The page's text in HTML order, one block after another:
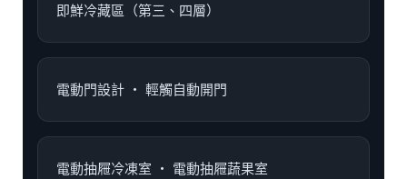
即鮮冷藏區（第三、四層）
電動門設計 ‧ 輕觸自動開門
電動抽屜冷凍室 ‧ 電動抽屜蔬果室